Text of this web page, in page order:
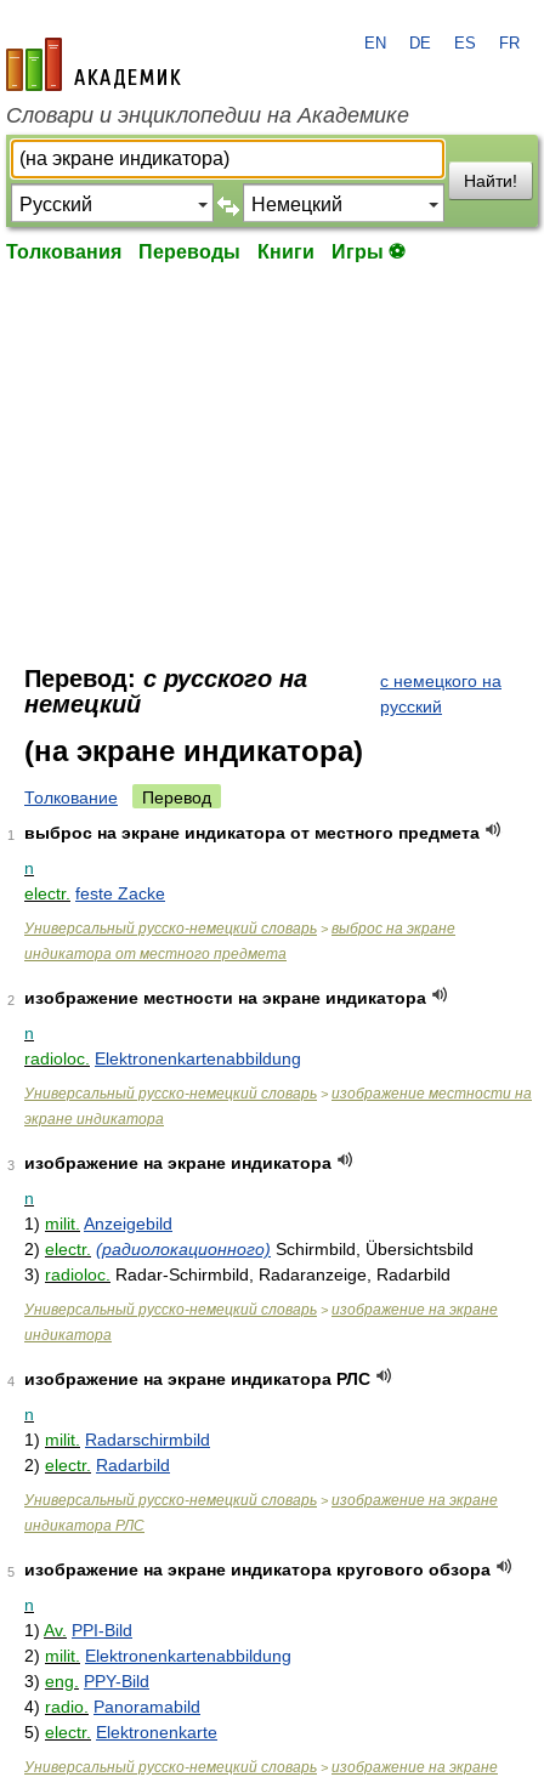
academic.ru
EN DE ES FR
Словари и энциклопедии на Академике
Найти!
Толкования Переводы Книги Игры ⚽
Перевод: с русского на
немецкий
с немецкого на
русский
(на экране индикатора)
Толкование Перевод
1
выброс на экране индикатора от местного предмета
n
electr. feste Zacke
Универсальный русско-немецкий словарь > выброс на экране
индикатора от местного предмета
2
изображение местности на экране индикатора
n
radioloc. Elektronenkartenabbildung
Универсальный русско-немецкий словарь > изображение местности на
экране индикатора
3
изображение на экране индикатора
n
1) milit. Anzeigebild
2) electr. (радиолокационного) Schirmbild, Übersichtsbild
3) radioloc. Radar-Schirmbild, Radaranzeige, Radarbild
Универсальный русско-немецкий словарь > изображение на экране
индикатора
4
изображение на экране индикатора РЛС
n
1) milit. Radarschirmbild
2) electr. Radarbild
Универсальный русско-немецкий словарь > изображение на экране
индикатора РЛС
5
изображение на экране индикатора кругового обзора
n
1) Av. PPI-Bild
2) milit. Elektronenkartenabbildung
3) eng.
PPY-Bild
4) radio. Panoramabild
5) electr. Elektronenkarte
Универсальный русско-немецкий словарь > изображение на экране